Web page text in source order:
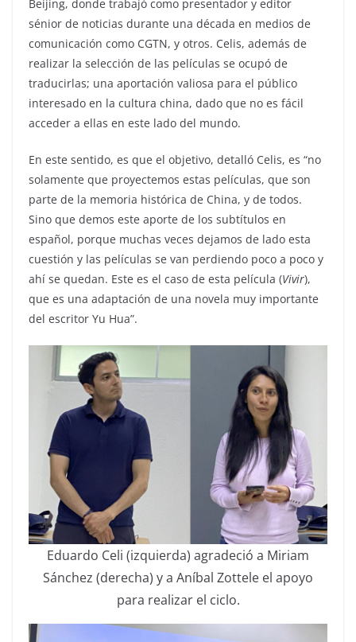
Beijing, donde trabajó como presentador y editor
sénior de noticias durante una década en medios de
comunicación como CGTN, y otros. Celis, además de
realizar la selección de las películas se ocupó de
traducirlas; una aportación valiosa para el público
interesado en la cultura china, dado que no es fácil
acceder a ellas en este lado del mundo.
En este sentido, es que el objetivo, detalló Celis, es “no
solamente que proyectemos estas películas, que son
parte de la memoria histórica de China, y de todos.
Sino que demos este aporte de los subtítulos en
español, porque muchas veces dejamos de lado esta
cuestión y las películas se van perdiendo poco a poco y
ahí se quedan. Este es el caso de esta película (Vivir),
que es una adaptación de una novela muy importante
del escritor Yu Hua”.
Eduardo Celi (izquierda) agradeció a Miriam
Sánchez (derecha) y a Aníbal Zottele el apoyo
para realizar el ciclo.